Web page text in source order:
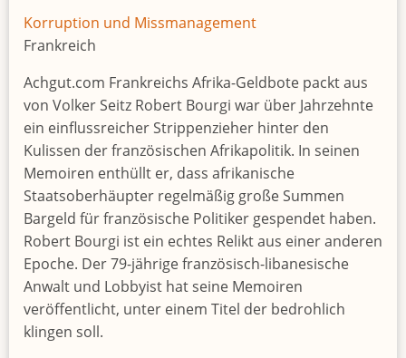
Korruption und Missmanagement
Frankreich
Achgut.com Frankreichs Afrika-Geldbote packt aus
von Volker Seitz Robert Bourgi war über Jahrzehnte
ein einflussreicher Strippenzieher hinter den
Kulissen der französischen Afrikapolitik. In seinen
Memoiren enthüllt er, dass afrikanische
Staatsoberhäupter regelmäßig große Summen
Bargeld für französische Politiker gespendet haben.
Robert Bourgi ist ein echtes Relikt aus einer anderen
Epoche. Der 79-jährige französisch-libanesische
Anwalt und Lobbyist hat seine Memoiren
veröffentlicht, unter einem Titel der bedrohlich
klingen soll.